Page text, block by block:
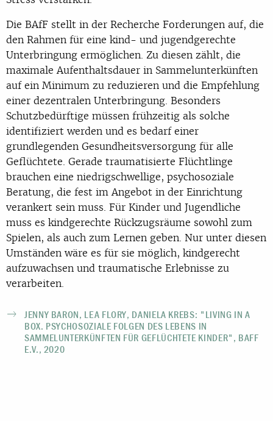
Die BAfF stellt in der Recherche Forderungen auf, die
den Rahmen für eine kind- und jugendgerechte
Unterbringung ermöglichen. Zu diesen zählt, die
maximale Aufenthaltsdauer in Sammelunterkünften
auf ein Minimum zu reduzieren und die Empfehlung
einer dezentralen Unterbringung. Besonders
Schutzbedürftige müssen frühzeitig als solche
identifiziert werden und es bedarf einer
grundlegenden Gesundheitsversorgung für alle
Geflüchtete. Gerade traumatisierte Flüchtlinge
brauchen eine niedrigschwellige, psychosoziale
Beratung, die fest im Angebot in der Einrichtung
verankert sein muss. Für Kinder und Jugendliche
muss es kindgerechte Rückzugsräume sowohl zum
Spielen, als auch zum Lernen geben. Nur unter diesen
Umständen wäre es für sie möglich, kindgerecht
aufzuwachsen und traumatische Erlebnisse zu
verarbeiten.
JENNY BARON, LEA FLORY, DANIELA KREBS: "LIVING IN A
BOX. PSYCHOSOZIALE FOLGEN DES LEBENS IN
SAMMELUNTERKÜNFTEN FÜR GEFLÜCHTETE KINDER", BAFF
E.V., 2020